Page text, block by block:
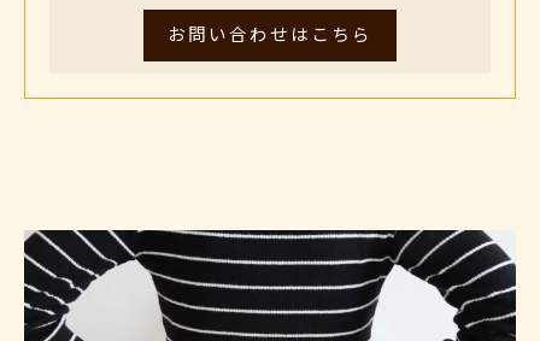
お問い合わせはこちら